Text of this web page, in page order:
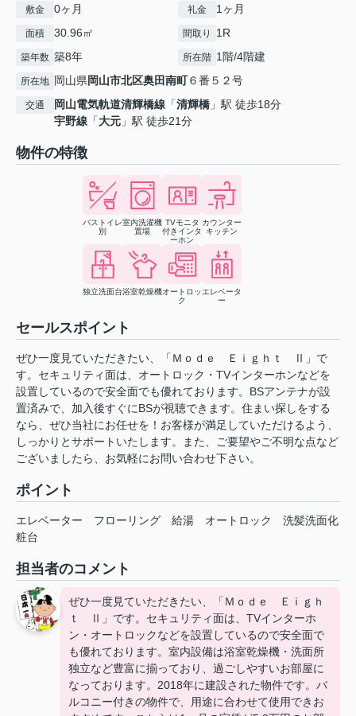
敷金 0ヶ月 礼金 1ヶ月
面積 30.96㎡ 間取り 1R
築年数 築8年 所在階 1階/4階建
所在地 岡山県岡山市北区奥田南町６番５２号
交通 岡山電気軌道清輝橋線 「清輝橋 」駅 徒歩18分
宇野線 「大元 」駅 徒歩21分
物件の特徴
バストイレ
別
室内洗濯機
置場
TVモニタ
付きインタ
ーホン
カウンター
キッチン
独立洗面台浴室乾燥機オートロッ
ク
エレベータ
ー
セールスポイント
ぜひ一度見ていただきたい、「Ｍｏｄｅ Ｅｉｇｈｔ Ⅱ」で
す。セキュリティ面は、オートロック・TVインターホンなどを
設置しているので安全面でも優れております。BSアンテナが設
置済みで、加入後すぐにBSが視聴できます。住まい探しをする
なら、ぜひ当社にお任せを！お客様が満足していただけるよう、
しっかりとサポートいたします。また、ご要望やご不明な点など
ございましたら、お気軽にお問い合わせ下さい。
ポイント
エレベーター フローリング 給湯 オートロック
洗髪洗面化
粧台
担当者のコメント
ぜひ一度見ていただきたい、「Ｍｏｄｅ Ｅｉｇｈ
ｔ Ⅱ」です。セキュリティ面は、TVインターホ
ン・オートロックなどを設置しているので安全面で
も優れております。室内設備は浴室乾燥機・洗面所
独立など豊富に揃っており、過ごしやすいお部屋に
なっております。2018年に建設された物件です。バ
ルコニー付きの物件で、用途に合わせて使用できお